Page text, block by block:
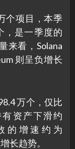
个项目，本季
，是一季度的
来看，Solana
则呈负增长
万个，仅比
有资产下滑约
的增速约为
长趋势。